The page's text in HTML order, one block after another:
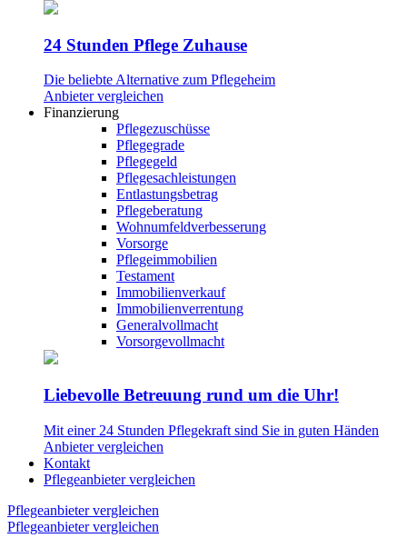
24 Stunden Pflege Zuhause
Die beliebte Alternative zum Pflegeheim
Anbieter vergleichen
Finanzierung
Pflegezuschüsse
Pflegegrade
Pflegegeld
Pflegesachleistungen
Entlastungsbetrag
Pflegeberatung
Wohnumfeldverbesserung
Vorsorge
Pflegeimmobilien
Testament
Immobilienverkauf
Immobilienverrentung
Generalvollmacht
Vorsorgevollmacht
Liebevolle Betreuung rund um die Uhr!
Mit einer 24 Stunden Pflegekraft sind Sie in guten Händen
Anbieter vergleichen
Kontakt
Pflegeanbieter vergleichen
Pflegeanbieter vergleichen
Pflegeanbieter vergleichen